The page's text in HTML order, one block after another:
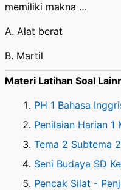
memiliki makna …
A. Alat berat
B. Martil
Materi Latihan Soal
PH 1 Bahasa
Penilaian Harian 1
Tema 2 Subtema
Seni Budaya SD
Pencak Silat -